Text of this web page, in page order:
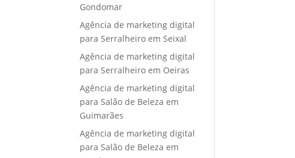
Gondomar
Agência de marketing digital
para Serralheiro em Seixal
Agência de marketing digital
para Serralheiro em Oeiras
Agência de marketing digital
para Salão de Beleza em
Guimarães
Agência de marketing digital
para Salão de Beleza em